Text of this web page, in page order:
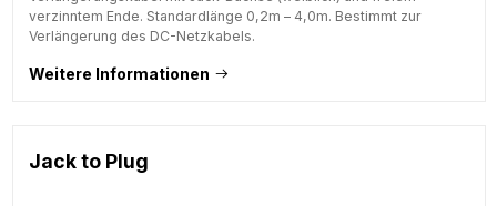
verzinntem Ende. Standardlänge 0,2m – 4,0m. Bestimmt zur
Verlängerung des DC-Netzkabels.
Weitere Informationen
Jack to Plug